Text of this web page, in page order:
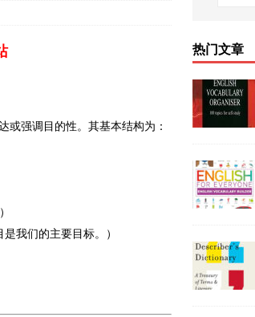
或强调目的性。其基本结构为：
我们的主要目标。）
热门文章